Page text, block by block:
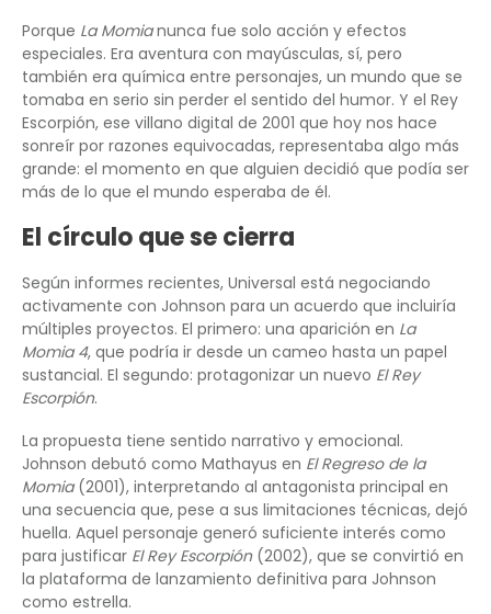
Porque La Momianunca fue solo acción y efectos
especiales. Era aventura con mayúsculas, sí, pero
también era química entre personajes, un mundo que se
tomaba en serio sin perder el sentido del humor. Y el Rey
Escorpión, ese villano digital de 2001 que hoy nos hace
sonreír por razones equivocadas, representaba algo más
grande: el momento en que alguien decidió que podía ser
más de lo que el mundo esperaba de él.
El círculo que se cierra
Según informes recientes, Universal está negociando
activamente con Johnson para un acuerdo que incluiría
múltiples proyectos. El primero: una aparición en La
Momia 4, que podría ir desde un cameo hasta un papel
sustancial. El segundo: protagonizar un nuevo El Rey
Escorpión.
La propuesta tiene sentido narrativo y emocional.
Johnson debutó como Mathayus en El Regreso de la
Momia(2001), interpretando al antagonista principal en
una secuencia que, pese a sus limitaciones técnicas, dejó
huella. Aquel personaje generó suficiente interés como
para justificar El Rey Escorpión(2002), que se convirtió en
la plataforma de lanzamiento definitiva para Johnson
como estrella.